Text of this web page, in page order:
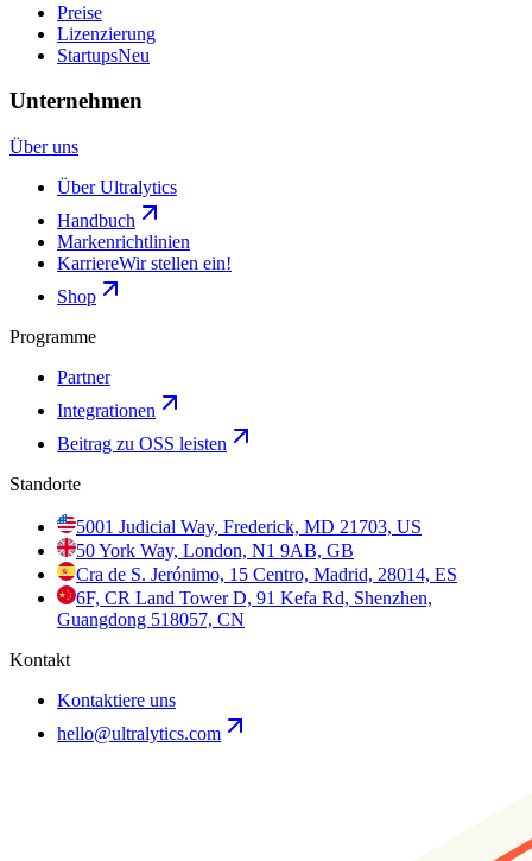
Preise
Lizenzierung
StartupsNeu
Unternehmen
Über uns
Über Ultralytics
Handbuch
Markenrichtlinien
KarriereWir stellen ein!
Shop
Programme
Partner
Integrationen
Beitrag zu OSS leisten
Standorte
5001 Judicial Way, Frederick, MD 21703, US
50 York Way, London, N1 9AB, GB
Cra de S. Jerónimo, 15 Centro, Madrid, 28014, ES
6F, CR Land Tower D, 91 Kefa Rd, Shenzhen,
Guangdong 518057, CN
Kontakt
Kontaktiere uns
hello@ultralytics.com